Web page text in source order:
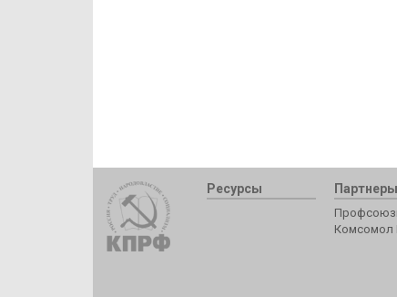
Ресурсы Партнеры
Комсомол